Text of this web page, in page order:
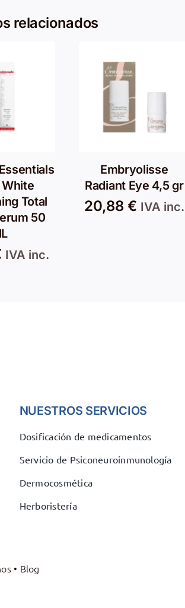
relacionados
Total
50
IVA inc.
Embryolisse
Radiant Eye 4,5 gr
20,88 € IVA inc.
NUESTROS SERVICIOS
Dosificación de medicamentos
Servicio de Psiconeuroinmunología
Dermocosmética
Herboristería
• Blog